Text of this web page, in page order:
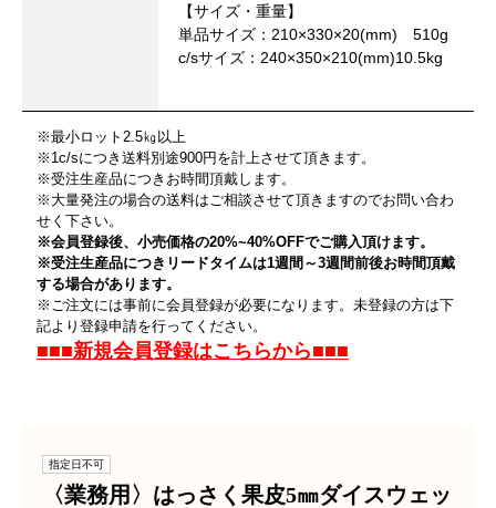
【サイズ・重量】
単品サイズ：210×330×20(mm) 510g
c/sサイズ：240×350×210(mm)10.5kg
※最小ロット2.5㎏以上
※1c/sにつき送料別途900円を計上させて頂きます。
※受注生産品につきお時間頂戴します。
※大量発注の場合の送料はご相談させて頂きますのでお問い合わ
せく下さい。
※会員登録後、小売価格の20%~40%OFFでご購入頂けます。
※受注生産品につきリードタイムは1週間～3週間前後お時間頂戴
する場合があります。
※ご注文には事前に会員登録が必要になります。未登録の方は下
記より登録申請を行ってください。
■■■新規会員登録はこちらから■■■
指定日不可
〈業務用〉はっさく果皮5㎜ダイスウェッ